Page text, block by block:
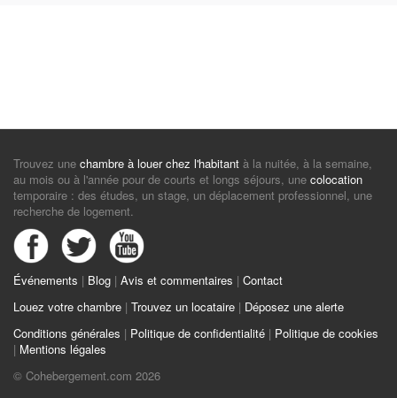
Trouvez une chambre à louer chez l'habitant à la nuitée, à la semaine,
au mois ou à l'année pour de courts et longs séjours, une colocation
temporaire : des études, un stage, un déplacement professionnel, une
recherche de logement.
Événements | Blog | Avis et commentaires | Contact
Louez votre chambre | Trouvez un locataire | Déposez une alerte
Conditions générales | Politique de confidentialité | Politique de cookies
| Mentions légales
© Cohebergement.com 2026